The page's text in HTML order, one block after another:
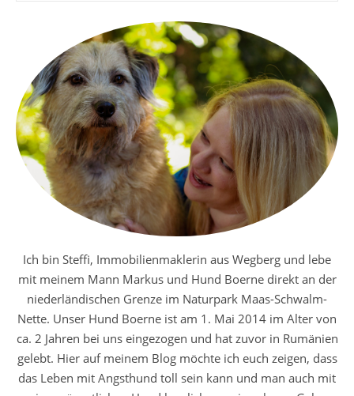
Ich bin Steffi, Immobilienmaklerin aus Wegberg und lebe
mit meinem Mann Markus und Hund Boerne direkt an der
niederländischen Grenze im Naturpark Maas-Schwalm-
Nette. Unser Hund Boerne ist am 1. Mai 2014 im Alter von
ca. 2 Jahren bei uns eingezogen und hat zuvor in Rumänien
gelebt. Hier auf meinem Blog möchte ich euch zeigen, dass
das Leben mit Angsthund toll sein kann und man auch mit